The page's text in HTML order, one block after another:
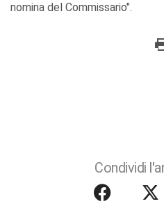
nomina del Commissario".
Condividi